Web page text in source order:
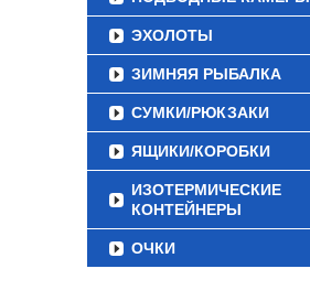
ЭХОЛОТЫ
ЗИМНЯЯ РЫБАЛКА
СУМКИ/РЮКЗАКИ
ЯЩИКИ/КОРОБКИ
ИЗОТЕРМИЧЕСКИЕ
КОНТЕЙНЕРЫ
ОЧКИ